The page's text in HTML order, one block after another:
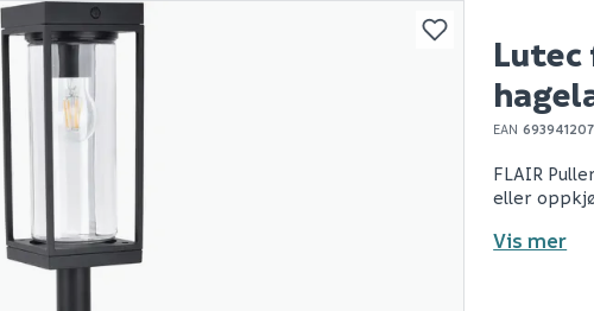
KAN DISSE VÆRE AV INTERESSE?
EAN
FLAIR
eller
Vis mer